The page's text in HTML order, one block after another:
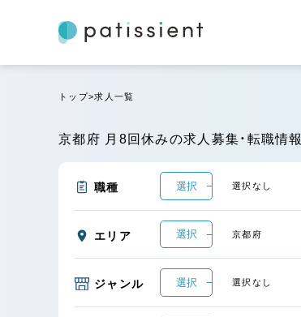
トップ 求人一覧
京都府 月8回休みの求人募集・転職情報
職種 選択 選択なし
エリア 選択 京都府
ジャンル 選択 選択なし